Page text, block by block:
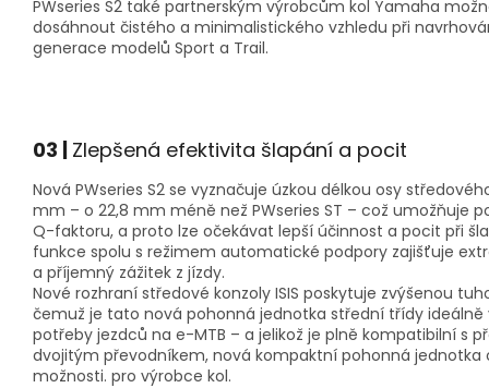
PWseries S2 také partnerským výrobcům kol Yamaha
dosáhnout čistého a minimalistického vzhledu při
generace modelů Sport a Trail.
03 | Zlepšená efektivita šlapání a pocit
Nová PWseries S2 se vyznačuje úzkou délkou osy
mm – o 22,8 mm méně než PWseries ST – což umožňuje
Q-faktoru, a proto lze očekávat lepší účinnost a pocit při
funkce spolu s režimem automatické podpory zajišťuje
a příjemný zážitek z jízdy.
Nové rozhraní středové konzoly ISIS poskytuje zvýšenou
čemuž je tato nová pohonná jednotka střední třídy ideálně
potřeby jezdců na e-MTB – a jelikož je plně kompatibilní s
dvojitým převodníkem, nová kompaktní pohonná jednotka
možnosti. pro výrobce kol.